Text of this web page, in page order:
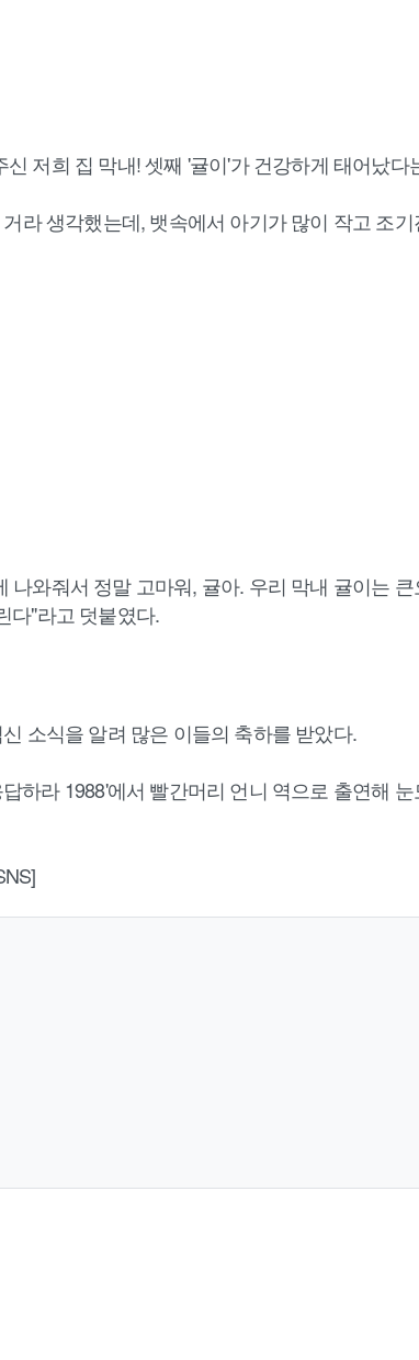
저희 집 막내! 셋째 '귤이'가 건강하게 태어났
라 생각했는데, 뱃속에서 아기가 많이 작고 조
와줘서 정말 고마워, 귤아. 우리 막내 귤이는
다"라고 덧붙였다.
소식을 알려 많은 이들의 축하를 받았다.
하라 1988'에서 빨간머리 언니 역으로 출연해